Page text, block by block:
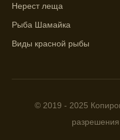
Прогноз клева
лучшие
Календарь
фазах луны и
рыбы.
Нерест леща
Рыба Шамайка
Виды красной рыбы
© 2019 - 2025
разрешения